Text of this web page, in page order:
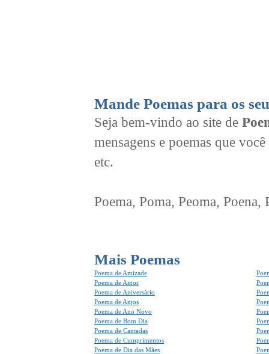
Mande Poemas para os
Seja bem-vindo ao site de
mensagens e poemas que
etc.
Poema, Poma, Peoma,
Mais Poemas
Poema de Amizade
Poema de Amor
Poema de Aniversário
Poema de Anjos
Poema de Ano Novo
Poema de Bom Dia
Poema de Cantadas
Poema de Cumprimentos
Poema de Dia das Mães